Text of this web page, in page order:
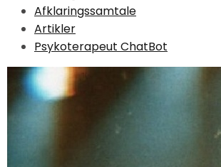
Afklaringssamtale
Artikler
Psykoterapeut ChatBot